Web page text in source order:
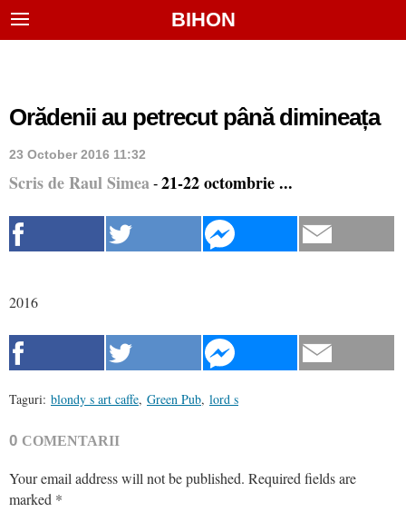
BIHON
Orădenii au petrecut până dimineața
23 October 2016 11:32
Scris de Raul Simea - 21-22 octombrie ...
2016
Taguri: blondy s art caffe, Green Pub, lord s
0 COMENTARII
Your email address will not be published. Required fields are
marked *